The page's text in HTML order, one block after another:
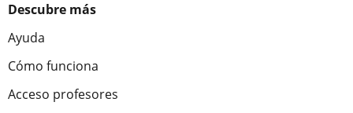
Descubre más
Ayuda
Cómo funciona
Acceso profesores